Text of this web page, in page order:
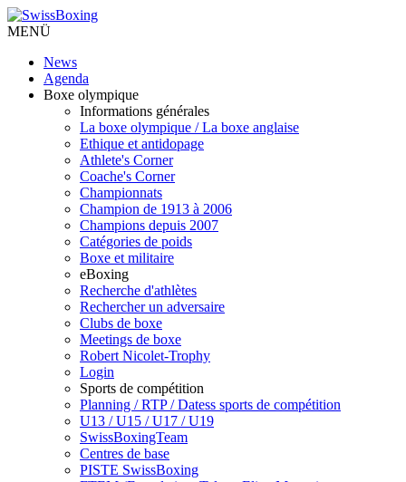
MENÜ
News
Agenda
Boxe olympique
Informations générales
La boxe olympique / La boxe anglaise
Ethique et antidopage
Athlete's Corner
Coache's Corner
Championnats
Champion de 1913 à 2006
Champions depuis 2007
Catégories de poids
Boxe et militaire
eBoxing
Recherche d'athlètes
Rechercher un adversaire
Clubs de boxe
Meetings de boxe
Robert Nicolet-Trophy
Login
Sports de compétition
Planning / RTP / Datess sports de compétition
U13 / U15 / U17 / U19
SwissBoxingTeam
Centres de base
PISTE SwissBoxing